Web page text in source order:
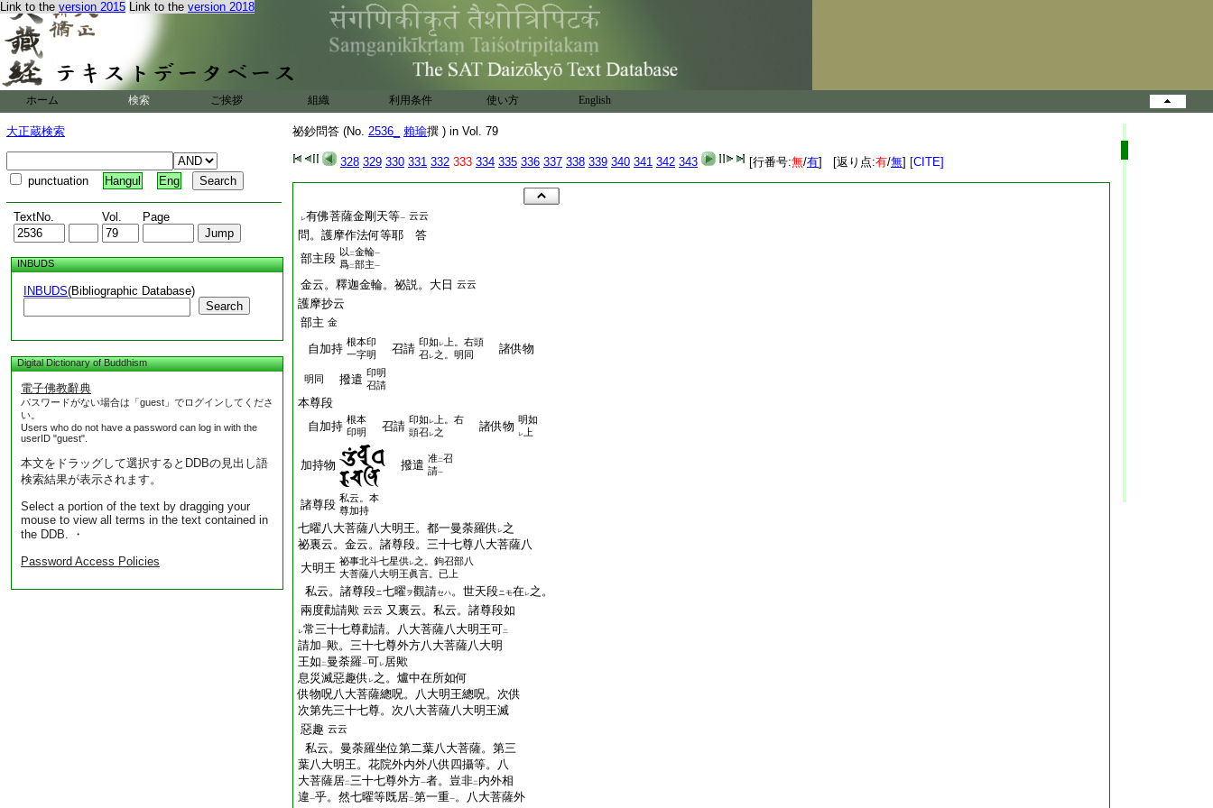
Link to the version 2015 Link to the version 2018
ホーム 検索 ご挨拶 組織 利用条件 使い方 English
大正蔵検索
punctuation Hangul Eng
TextNo. Vol. Page
INBUDS
INBUDS(Bibliographic Database)
Search
Digital Dictionary of Buddhism
電子佛教辭典
パスワードがない場合は「guest」でログインしてくださ
い。
Users who do not have a password can log in with the
userID "guest".
本文をドラッグして選択するとDDBの見出し語
検索結果が表示されます。
Select a portion of the text by dragging your
mouse to view all terms in the text contained in
the DDB. ・
Password Access Policies
祕鈔問答 (No. 2536_ 賴瑜撰 ) in Vol. 79
328 329 330 331 332 333 334 335 336 337 338 339 340 341 342 343 [行番号:無/有] [返り点:有/無] [CITE]
レ有佛菩薩金剛天等一 云云
問。護摩作法何等耶 答
部主段 以 二金輪一
爲二部主一
金云。釋迦金輪。祕説。大日 云云
護摩抄云
部主 金
自加持 根本印
一字明
召請 印如 レ
上。右頭
召 レ之。明同 諸供物
明同 撥遣 印明
召請
本尊段
自加持 根本
印明
召請 印如 レ
上。右
頭召 レ之 諸供物 明如
レ 上
加持物 撥遣 准二召
請一
諸尊段 私云。本
尊加持
七曜八大菩薩八大明王。都一曼荼羅供 レ之
祕裏云。金云。諸尊段。三十七尊八大菩薩八
大明王 祕事北斗七星供レ之。鉤召部八
大菩薩八大明王眞言。已上
私云。諸尊段ニ七曜ヲ觀請セハ。世天段ニモ在レ之。
兩度勸請歟 云云 又裏云。私云。諸尊段如
レ常三十七尊勸請。八大菩薩八大明王可二
請加一歟。三十七尊外方八大菩薩八大明
王如 二 曼荼羅一可レ居歟
息災滅惡趣供 レ之。爐中在所如何
供物呪八大菩薩總呪。八大明王總呪。次供
次第先三十七尊。次八大菩薩八大明王滅
惡趣 云云
私云。曼荼羅坐位第二葉八大菩薩。第三
葉八大明王。花院外内外八供四攝等。八
大菩薩居二三十七尊外方一者。豈非二 内外相
違一乎。然七曜等既居二第一重一。八大菩薩外